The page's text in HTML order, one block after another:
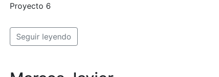
Proyecto 6
Seguir leyendo